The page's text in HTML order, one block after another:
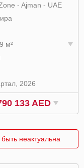
- Ajman - UAE
м²
2026
133 AED
неактуальна